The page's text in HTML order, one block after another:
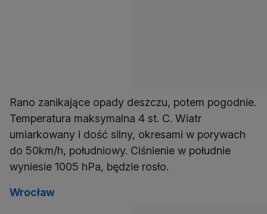
Rano zanikające opady deszczu, potem pogodnie.
Temperatura maksymalna 4 st. C. Wiatr
umiarkowany i dość silny, okresami w porywach
do 50km/h, południowy. Ciśnienie w południe
wyniesie 1005 hPa, będzie rosło.
Wrocław